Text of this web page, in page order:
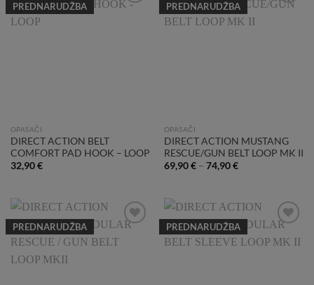
PREDNARUDŽBA
OPASAČI
DIRECT ACTION BELT
COMFORT PAD HOOK – LOOP
32,90€
PREDNARUDŽBA
OPASAČI
DIRECT ACTION MUSTANG
RESCUE/GUN BELT LOOP MK II
69,90€– 74,90€
PREDNARUDŽBA PREDNARUDŽBA
Wishlist